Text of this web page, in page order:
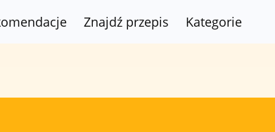
Znajdź przepis Kategorie